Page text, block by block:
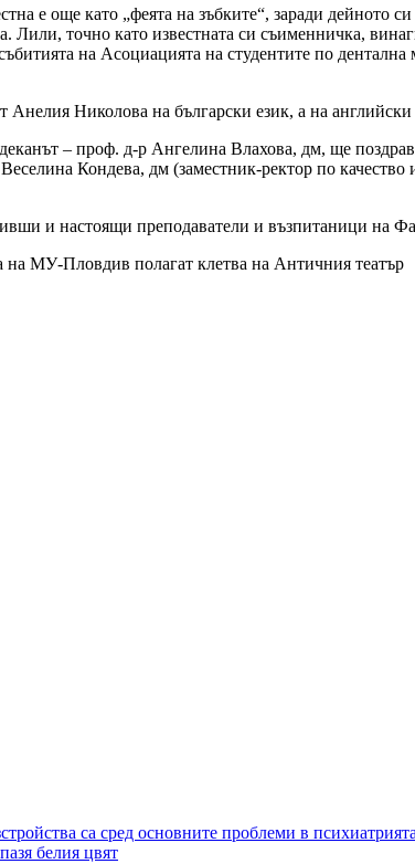
е още като „феята на зъбките“, заради дейното
Лили, точно като известната си съименничка,
на Асоциацията на студентите по
Анелия Николова на български език, а на
– проф. д-р Ангелина Влахова, дм, ще
Кондева, дм (заместник-ректор по
и настоящи преподаватели и възпитаници на
са сред основните проблеми в
белия цвят